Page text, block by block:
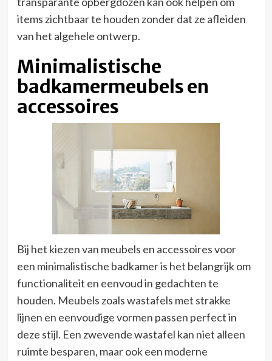
items zichtbaar te houden zonder dat ze afleiden
van het algehele ontwerp.
Minimalistische
badkamermeubels en
accessoires
Bij het kiezen van meubels en accessoires voor
een minimalistische badkamer is het belangrijk om
functionaliteit en eenvoud in gedachten te
houden. Meubels zoals wastafels met strakke
lijnen en eenvoudige vormen passen perfect in
deze stijl. Een zwevende wastafel kan niet alleen
ruimte besparen, maar ook een moderne